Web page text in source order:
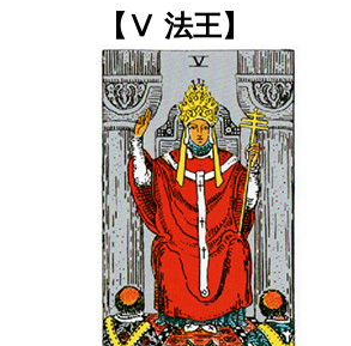
【Ⅴ 法王】